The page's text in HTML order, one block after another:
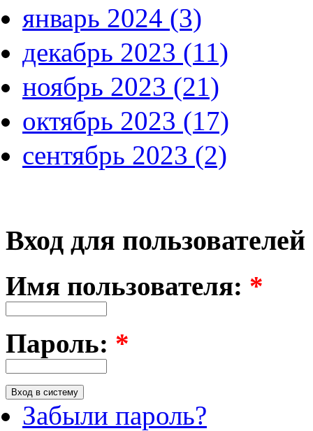
январь 2024 (3)
декабрь 2023 (11)
ноябрь 2023 (21)
октябрь 2023 (17)
сентябрь 2023 (2)
Вход для пользователей
Имя пользователя: *
Пароль: *
Забыли пароль?